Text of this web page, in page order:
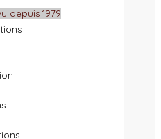
depuis 1979